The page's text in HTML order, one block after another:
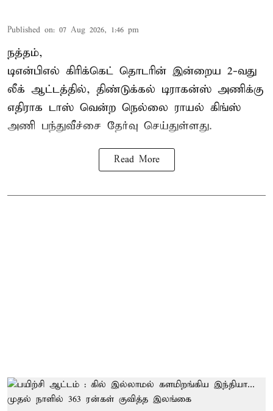
Published on: 07 Aug 2026, 1:46 pm
நத்தம்,
டிஎன்பிஎல் கிரிக்கெட் தொடரின் இன்றைய 2-வது
லீக் ஆட்டத்தில், திண்டுக்கல் டிராகன்ஸ் அணிக்கு
எதிராக டாஸ் வென்ற நெல்லை ராயல் கிங்ஸ்
அணி பந்துவீச்சை தேர்வு செய்துள்ளது.
Read More